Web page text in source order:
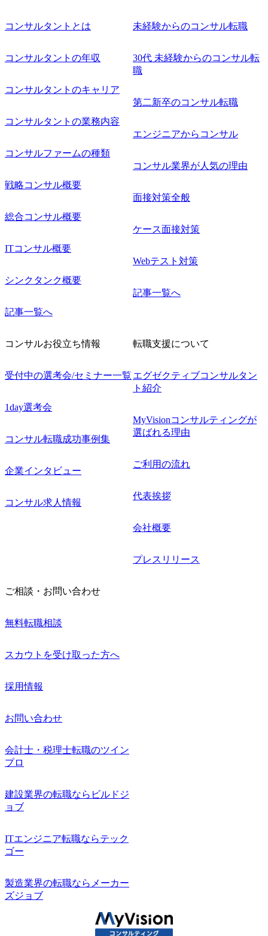
コンサルタントとは
コンサルタントの年収
コンサルタントのキャリア
コンサルタントの業務内容
コンサルファームの種類
戦略コンサル概要
総合コンサル概要
ITコンサル概要
シンクタンク概要
記事一覧へ
未経験からのコンサル転職
30代 未経験からのコンサル転
職
第二新卒のコンサル転職
エンジニアからコンサル
コンサル業界が人気の理由
面接対策全般
ケース面接対策
Webテスト対策
記事一覧へ
コンサルお役立ち情報
受付中の選考会/セミナー一覧
1day選考会
コンサル転職成功事例集
企業インタビュー
コンサル求人情報
転職支援について
エグゼクティブコンサルタン
ト紹介
MyVisionコンサルティングが
選ばれる理由
ご利用の流れ
代表挨拶
会社概要
プレスリリース
ご相談・お問い合わせ
無料転職相談
スカウトを受け取った方へ
採用情報
お問い合わせ
会計士・税理士転職のツイン
プロ
建設業界の転職ならビルドジ
ョブ
ITエンジニア転職ならテック
ゴー
製造業界の転職ならメーカー
ズジョブ